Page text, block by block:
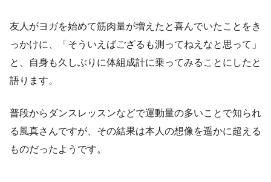
友人がヨガを始めて筋肉量が増えたと喜んでいたことをき
っかけに、「そういえばござるも測ってねえなと思って」
と、自身も久しぶりに体組成計に乗ってみることにしたと
語ります。
普段からダンスレッスンなどで運動量の多いことで知られ
る風真さんですが、その結果は本人の想像を遥かに超える
ものだったようです。